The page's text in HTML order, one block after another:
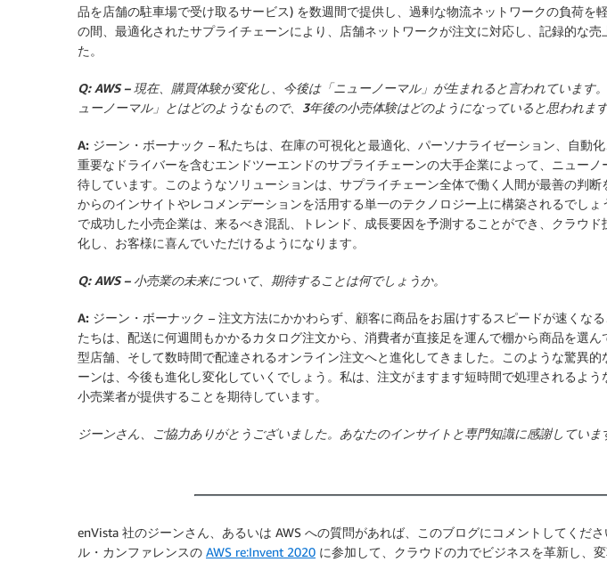
品を店舗の駐車場で受け取るサービス) を数週間で提供し、過剰な物流ネットワークの負荷を
の間、最適化されたサプライチェーンにより、店舗ネットワークが注文に対応し、記録的な売
た。
Q: AWS – 現在、購買体験が変化し、今後は「ニューノーマル」が生まれると言われています
ューノーマル」とはどのようなもので、3年後の小売体験はどのようになっていると思われます
A: ジーン・ボーナック – 私たちは、在庫の可視化と最適化、パーソナライゼーション、自動
重要なドライバーを含むエンドツーエンドのサプライチェーンの大手企業によって、ニュー
待しています。このようなソリューションは、サプライチェーン全体で働く人間が最善の判
からのインサイトやレコメンデーションを活用する単一のテクノロジー上に構築されるでしょ
で成功した小売企業は、来るべき混乱、トレンド、成長要因を予測することができ、クラウ
化し、お客様に喜んでいただけるようになります。
Q: AWS – 小売業の未来について、期待することは何でしょうか。
A: ジーン・ボーナック – 注文方法にかかわらず、顧客に商品をお届けするスピードが速くな
たちは、配送に何週間もかかるカタログ注文から、消費者が直接足を運んで棚から商品を選
型店舗、そして数時間で配達されるオンライン注文へと進化してきました。このような驚異的
ーンは、今後も進化し変化していくでしょう。私は、注文がますます短時間で処理されるよう
小売業者が提供することを期待しています。
ジーンさん、ご協力ありがとうございました。あなたのインサイトと専門知識に感謝していま
enVista 社のジーンさん、あるいは AWS への質問があれば、このブログにコメントしてくだ
ル・カンファレンスの AWS re:Invent 2020 に参加して、クラウドの力でビジネスを革新し、